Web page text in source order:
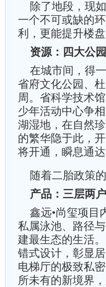
除了地段，现
一个不可或缺的
利，更能提升楼盘
资源：四大公
在城市间，得一
省府文化公园、
周。省科学技术
少年活动中心争
湖湿地，在自然
的繁华隐于此，
将开通，瞬息通达
随着二胎政策
产品：三层两
鑫远•尚玺项目
私属泳池、路径
建最生态的生活
错式设计，彰显
电梯厅的极致私
所未有的新境界